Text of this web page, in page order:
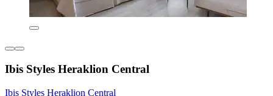
Ibis Styles Heraklion Central
Ibis Styles Heraklion Central